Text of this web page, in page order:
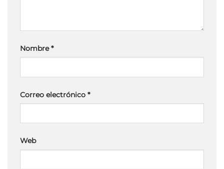
Nombre*
Correo electrónico *
Web